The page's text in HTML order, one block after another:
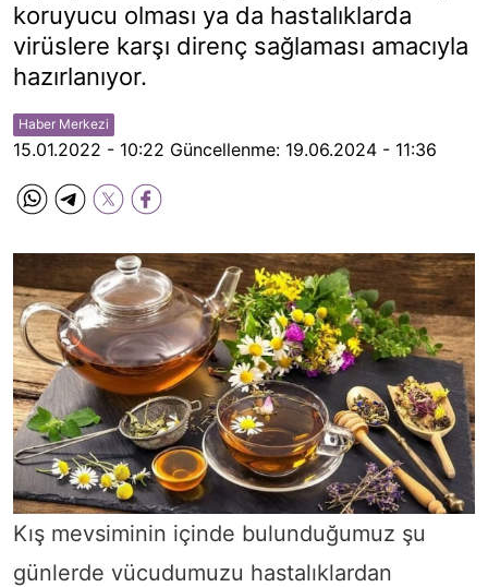
koruyucu olması ya da hastalıklarda
virüslere karşı direnç sağlaması amacıyla
hazırlanıyor.
Haber Merkezi
15.01.2022 - 10:22 Güncellenme: 19.06.2024 - 11:36
Kış mevsiminin içinde bulunduğumuz şu
günlerde vücudumuzu hastalıklardan